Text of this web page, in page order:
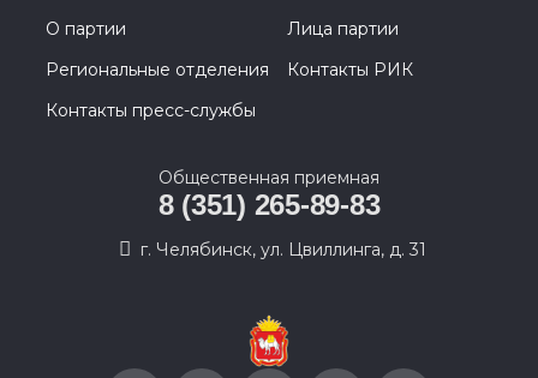
О партии
Лица партии
Региональные отделения
Контакты РИК
Контакты пресс-службы
Общественная приемная
8 (351) 265-89-83
г. Челябинск, ул. Цвиллинга, д. 31